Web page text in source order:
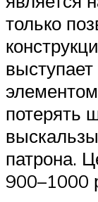
только
потерять
патрона.
900–1000